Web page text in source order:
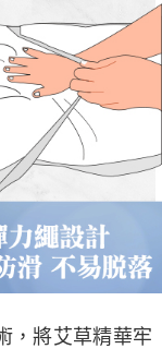
，將艾草精華牢